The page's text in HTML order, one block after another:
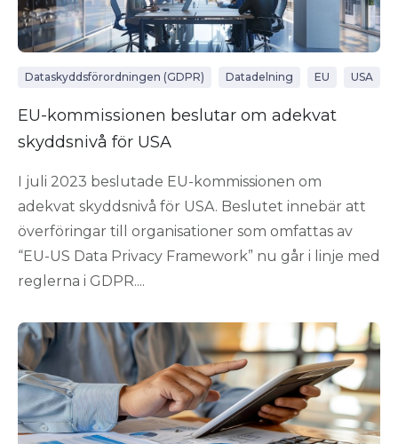
Dataskyddsförordningen (GDPR) Datadelning EU USA
EU-kommissionen beslutar om adekvat
skyddsnivå för USA
I juli 2023 beslutade EU-kommissionen om
adekvat skyddsnivå för USA. Beslutet innebär att
överföringar till organisationer som omfattas av
“EU-US Data Privacy Framework” nu går i linje med
reglerna i GDPR....